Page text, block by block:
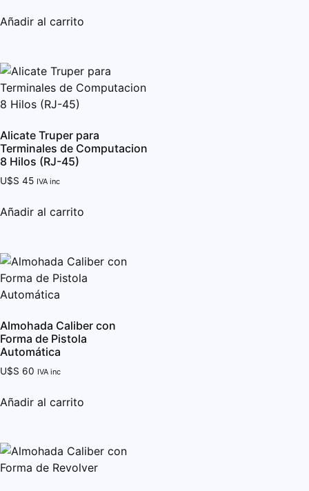
Añadir al carrito
Alicate Truper para
Terminales de Computacion
8 Hilos (RJ-45)
U$S 45 IVA inc
Añadir al carrito
Almohada Caliber con
Forma de Pistola
Automática
U$S 60 IVA inc
Añadir al carrito